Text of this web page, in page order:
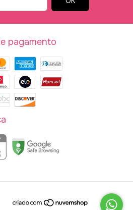
pagamento